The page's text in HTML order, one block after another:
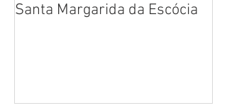
Santa Margarida da Escócia